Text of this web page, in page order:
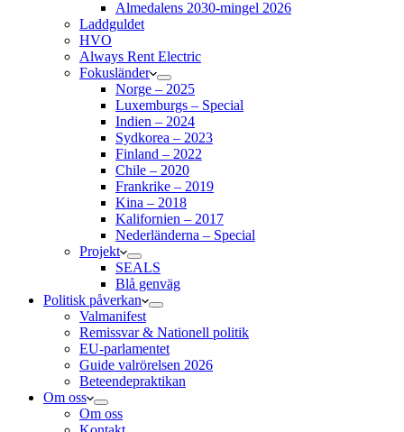
Almedalens 2030-mingel 2026
Laddguldet
HVO
Always Rent Electric
Fokusländer
Norge – 2025
Luxemburgs – Special
Indien – 2024
Sydkorea – 2023
Finland – 2022
Chile – 2020
Frankrike – 2019
Kina – 2018
Kalifornien – 2017
Nederländerna – Special
Projekt
SEALS
Blå genväg
Politisk påverkan
Valmanifest
Remissvar & Nationell politik
EU-parlamentet
Guide valrörelsen 2026
Beteendepraktikan
Om oss
Om oss